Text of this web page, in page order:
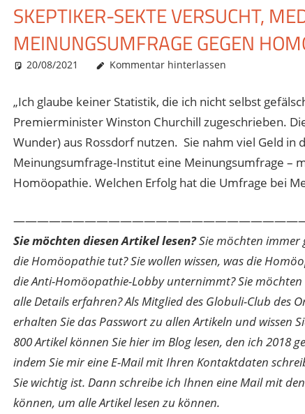
SKEPTIKER-SEKTE VERSUCHT,
MEINUNGSUMFRAGE GEGEN
20/08/2021 Christian J. Becker
Allgemein
Kommentar hinterlassen
„Ich glaube keiner Statistik, die ich nicht selbst
Premierminister Winston Churchill zugeschrieben.
Wunder) aus Rossdorf nutzen. Sie nahm viel Geld
Meinungsumfrage-Institut eine Meinungsumfrage –
Homöopathie. Welchen Erfolg hat die Umfrage bei
Sie möchten diesen Artikel lesen?Sie möchten immer
die Homöopathie tut? Sie wollen wissen, was die
die Anti-Homöopathie-Lobby unternimmt? Sie
alle Details erfahren? Als Mitglied des Globuli-Club
erhalten Sie das Passwort zu allen Artikeln und wissen
800 Artikel können Sie hier im Blog lesen, den ich 2018
indem Sie mir eine E-Mail mit Ihren Kontaktdaten
Sie wichtig ist. Dann schreibe ich Ihnen eine Mail mit
können, um alle Artikel lesen zu können.